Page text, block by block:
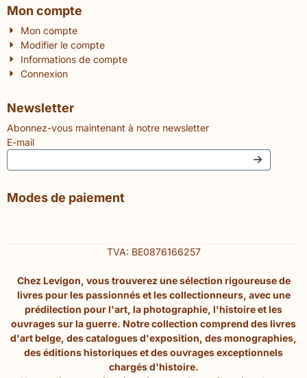
Mon compte
Mon compte
Modifier le compte
Informations de compte
Connexion
Newsletter
Abonnez-vous maintenant à notre newsletter
E-mail
Modes de paiement
TVA: BE0876166257
Chez Levigon, vous trouverez une sélection rigoureuse de
livres pour les passionnés et les collectionneurs, avec une
prédilection pour l'art, la photographie, l'histoire et les
ouvrages sur la guerre. Notre collection comprend des livres
d'art belge, des catalogues d'exposition, des monographies,
des éditions historiques et des ouvrages exceptionnels
chargés d'histoire.